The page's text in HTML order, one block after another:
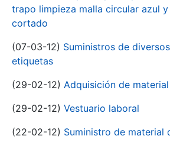
trapo limpieza malla circular azul
cortado
(07-03-12) Suministros de
etiquetas
(29-02-12) Adquisición de
(29-02-12) Vestuario laboral
(22-02-12) Suministro de material